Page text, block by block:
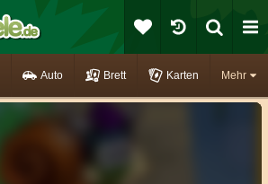
Mehr
Auto Brett Karten